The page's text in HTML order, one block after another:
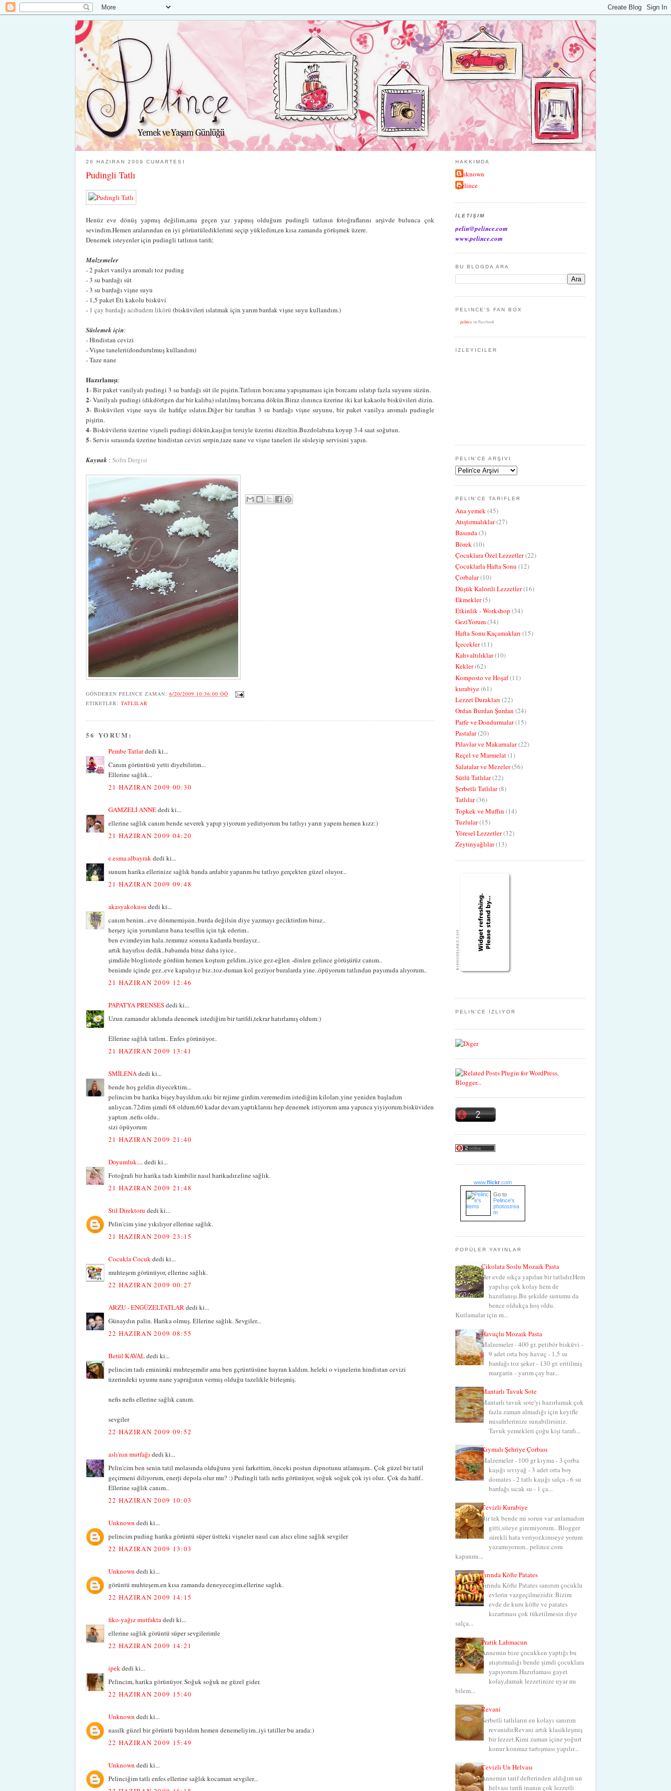
20 HAZIRAN 2009 CUMARTESI
Pudingli Tatlı
Henüz eve dönüş yapmış değilim,ama geçen yaz yapmış olduğum pudingli tatlının fotoğraflarını arşivde bulunca çok
sevindim.Hemen aralarından en iyi görüntülediklerimi seçip yükledim,en kısa zamanda görüşmek üzere.
Denemek isteyenler için pudingli tatlının tarifi;
Malzemeler
- 2 paket vanilya aromalı toz puding
- 3 su bardağı süt
- 3 su bardağı vişne suyu
- 1,5 paket Eti kakolu bisküvi
- 1 çay bardağı acıbadem likörü (bisküvileri ıslatmak için yarım bardak vişne suyu kullandım.)
Süslemek için:
- Hindistan cevizi
- Vişne taneleri(dondurulmuş kullandım)
- Taze nane
Hazırlanışı:
1- Bir paket vanilyalı pudingi 3 su bardağı süt ile pişirin.Tatlının borcama yapışmaması için borcamı ıslatıp fazla suyunu süzün.
2- Vanilyalı pudingi (dikdörtgen dar bir kalıba) ıslatılmış borcama dökün.Biraz ılınınca üzerine iki kat kakaolu bisküvileri dizin.
3- Bisküvileri vişne suyu ile hafifçe ıslatın.Diğer bir taraftan 3 su bardağı vişne suyunu, bir paket vanilya aromalı pudingle
pişirin.
4- Bisküvilerin üzerine vişneli pudingi dökün,kaşığın tersiyle üzerini düzeltin.Buzdolabına koyup 3-4 saat soğutun.
5- Servis sırasında üzerine hindistan cevizi serpin,taze nane ve vişne taneleri ile süsleyip servisini yapın.
Kaynak : Sofra Dergisi
GÖNDEREN PELINCE ZAMAN:6/20/2009 10:36:00 ÖÖ
ETIKETLER: TATLILAR
56 YORUM:
Pembe Tatlardedi ki...
Canım görüntüsü yetti diyebilirim...
Ellerine sağlık...
21 HAZIRAN 2009 00:30
GAMZELİ ANNEdedi ki...
ellerine sağlık canım bende severek yapıp yiyorum yediriyorum bu tatlıyı yarın yapem hemen kızz:)
21 HAZIRAN 2009 04:20
e.esma.albayrakdedi ki...
sunum harika ellerinize sağlık banda ardabir yaparım bu tatlıyo gerçekten güzel oluyor...
21 HAZIRAN 2009 09:48
akasyakokusu dedi ki...
canım benim...eve dönmemişsin..burda değilsin diye yazmayı geciktirdim biraz..
herşey için yorumların bana tesellin için tşk ederim..
ben evimdeyim hala..temmuz sonuna kadarda burdayız..
artık hayırlısı dedik..babamda biraz daha iyice..
şimdide bloglistede gördüm hemen koştum geldim..iyice gez-eğlen -dinlen gelince görüşürüz canım..
benimde içinde gez..eve kapalıyız biz..toz-duman kol geziyor buralarda yine..öpüyorum tatlından payımıda alıyorum..
21 HAZIRAN 2009 12:46
PAPATYA PRENSESdedi ki...
Uzun zamandır aklımda denemek istediğim bir tarifdi,tekrar hatırlamış oldum:)
Ellerine sağlık tatlım.. Enfes görünüyor..
21 HAZIRAN 2009 13:41
SMİLENAdedi ki...
bende hoş geldin diyecektim...
pelincim bu harika bişey.bayıldım.sıkı bir rejime girdim.veremedim istediğim kiloları.yine yeniden başladım
anlıycan.72dim şimdi 68 oldum.60 kadar devam.yaptıklarını hep denemek istiyorum ama yapınca yiyiyorum.bisküviden
yaptım .nefis oldu..
sizi öpüyorum
21 HAZIRAN 2009 21:40
Doyumluk....dedi ki...
Fotoğrafı bir harika tadı kimbilir nasıl harikadır.eline sağlık.
21 HAZIRAN 2009 21:48
Stil Direktoru dedi ki...
Pelin'cim yine yıkılıyor ellerine sağlık.
21 HAZIRAN 2009 23:15
Cocukla Cocukdedi ki...
muhteşem görünüyor, ellerine sağlık.
22 HAZIRAN 2009 00:27
ARZU - ENGÜZELTATLARdedi ki...
Günaydın palin. Harika olmuş. Ellerine sağlık. Sevgiler...
22 HAZIRAN 2009 08:55
Betül KAVALdedi ki...
pelincim tadı eminimki muhteşemdir ama ben gçrüntüsüne hayran kaldım. heleki o vişnelerin hindistan cevizi
üzerindeki uyumu nane yaprağının vermiş olduğu tazelikle birleşmiş.
nefis nefis ellerine sağlık canım.
sevgiler
22 HAZIRAN 2009 09:52
aslı'nın mutfağı dedi ki...
Pelin'cim ben senin tatil molasında olduğunu yeni farkettim, önceki postun dipnotunu atlamışım.. Çok güzel bir tatil
geçirmeni diliyorum, enerji depola olur mu? :) Pudingli tatlı nefis görünüyor, soğuk soğuk çok iyi olur.. Çok da hafif..
Ellerine sağlık canım..
22 HAZIRAN 2009 10:03
Unknown dedi ki...
pelincim puding harika görüntü süper üstteki vişneler nasıl can alıcı eline sağlık sevgiler
22 HAZIRAN 2009 13:03
Unknown dedi ki...
görüntü muhteşem.en kısa zamanda deneyecegim.ellerine saglık.
22 HAZIRAN 2009 14:15
fiko-yağız mutfaktadedi ki...
ellerine sağlık görüntü süper sevgilerimle
22 HAZIRAN 2009 14:21
ipekdedi ki...
Pelincim, harika görünüyor. Soğuk soğuk ne güzel gider.
22 HAZIRAN 2009 15:40
Unknown dedi ki...
nasılk güzel bir görüntü bayıldım hemen denemeliyim..iyi tatiller bu arada:)
22 HAZIRAN 2009 15:49
Unknown dedi ki...
Pelinciğim tatlı enfes ellerine sağlık kocaman sevgiler...
HAKKIMDA
Unknown
pelince
İLETIŞIM
pelin@pelince.com
www.pelince.com
BU BLOGDA ARA
PELINCE'S FAN BOX
pelince on Facebook
İZLEYICILER
PELIN'CE ARŞIVI
PELIN'CE TARIFLER
Ana yemek(45)
Atıştırmalıklar(27)
Basında(3)
Börek(10)
Çocuklara Özel Lezzetler(22)
Çocuklarla Hafta Sonu (12)
Çorbalar(10)
Düşük Kalorili Lezzetler(16)
Ekmekler(5)
Etkinlik - Workshop (34)
GeziYorum(34)
Hafta Sonu Kaçamakları (15)
İçecekler(11)
Kahvaltılıklar(10)
Kekler(62)
Komposto ve Hoşaf(11)
kurabiye(61)
Lezzet Durakları (22)
Ordan Burdan Şurdan (24)
Parfe ve Dondurmalar(15)
Pastalar(20)
Pilavlar ve Makarnalar(22)
Reçel ve Marmelat(1)
Salatalar ve Mezeler(56)
Sütlü Tatlılar(22)
Şerbetli Tatlılar(8)
Tatlılar(36)
Topkek ve Muffın (14)
Tuzlular(15)
Yöresel Lezzetler(32)
Zeytinyağlılar(13)
PELIN'CE İZLIYOR
www.flickr.com
Go to
Pelince's
photostrea
m
POPÜLER YAYINLAR
Çikolata Soslu Mozaik Pasta
Her evde sıkça yapılan bir tatlıdır.Hem
yapılışı çok kolay hem de
hazırlanışı.Bu şekilde sunumu da
bence oldukça hoş oldu.
Kutlamalar için m...
Havuçlu Mozaik Pasta
Malzemeler - 400 gr. petibör bisküvi -
9 adet orta boy havuç - 1,5 su
bardağı toz şeker - 130 gr. eritilmiş
margarin - yarım çay bar...
Mantarlı Tavuk Sote
Mantarlı tavuk sote'yi hazırlamak çok
fazla zaman almadığı için keyifle
misafirlerinize sunabilirsiniz.
Tavuk yemekleri çoğu kişi tarafı...
Kıymalı Şehriye Çorbası
Malzemeler - 100 gr kıyma - 3 çorba
kaşığı sıvıyağ - 3 adet orta boy
domates - 2 tatlı kaşığı salça - 6 su
bardağı sıcak su - 1 ça...
Cevizli Kurabiye
Bir tek bende mi sorun var anlamadım
gitti,siteye giremiyorum.. Blogger
sürekli hata veriyor,kimseye yorum
yazamıyorum.. pelince.com
kapanmı...
Fırında Köfte Patates
Fırında Köfte Patates sanırım çocuklu
evlerin vazgeçilmezidir. Bizim
evde de kuru köfte ve patates
kızartması çok tüketilmesin diye
salça...
Pratik Lahmacun
Annemin bize çocukken yaptığı bu
atıştırmalığı bende şimdi çocuklara
yapıyorum.Hazırlaması gayet
kolay,damak lezzetinize uyar mı
bilem...
Revani
Şerbetli tatlıların en kolayı sanırım
revanidir.Revani artık klasikleşmiş
bir lezzet.Kimi zaman içine yoğurt
konur konmaz tartışması yapılır...
Cevizli Un Helvası
Annemin tarif defterinden aldığım un
helvası tarifi inanın çok lezzetli